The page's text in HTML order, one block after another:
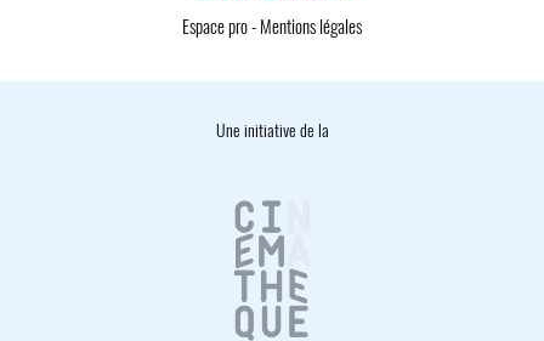
Espace pro- Mentions légales
Une initiative de la